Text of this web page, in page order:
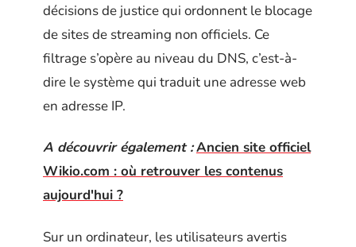
décisions de justice qui ordonnent le blocage
de sites de streaming non officiels. Ce
filtrage s’opère au niveau du DNS, c’est-à-
dire le système qui traduit une adresse web
en adresse IP.
A découvrir également :Ancien site officiel
Wikio.com : où retrouver les contenus
aujourd'hui ?
Sur un ordinateur, les utilisateurs avertis